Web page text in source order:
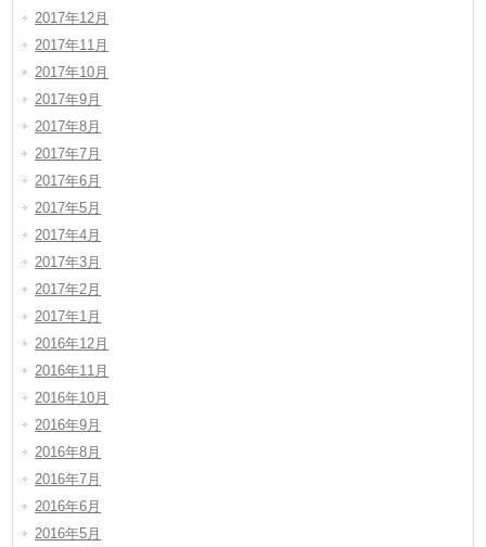
2017年12月
2017年11月
2017年10月
2017年9月
2017年8月
2017年7月
2017年6月
2017年5月
2017年4月
2017年3月
2017年2月
2017年1月
2016年12月
2016年11月
2016年10月
2016年9月
2016年8月
2016年7月
2016年6月
2016年5月